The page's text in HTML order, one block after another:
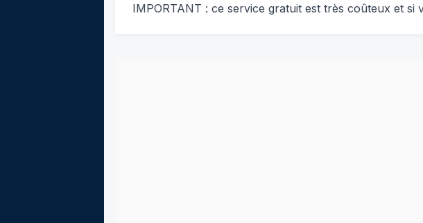
IMPORTANT : ce service gratuit est très coûteux et si